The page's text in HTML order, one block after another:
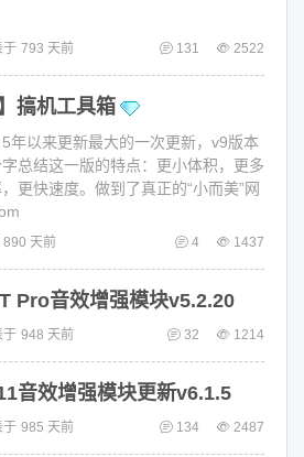
于 793 天前 131 2522
搞机工具箱
5年以来更新最大的一次更新，v9版本
总结这一版的特点：更小体积，更多
更快速度。做到了真正的“小而美”网
890 天前 4 1437
Pro音效增强模块v5.2.20
于 948 天前 32 1214
音效增强模块更新v6.1.5
于 985 天前 134 2487